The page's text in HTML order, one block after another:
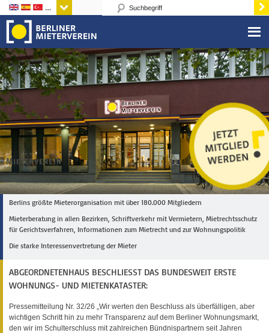
Sprachen
Berlins größte Mieterorganisation mit über 180.000 Mitgliedern
Mieterberatung in allen Bezirken, Schriftverkehr mit Vermietern, Mietrechtsschutz
für Gerichtsverfahren, Informationen zum Mietrecht und zur Wohnungspolitik
Die starke Interessenvertretung der Mieter
ABGEORDNETENHAUS BESCHLIESST DAS BUNDESWEIT ERSTE W
OHNUNGS- UND MIETENKATASTER:
Pressemitteilung Nr. 32/26 „Wir werten den Beschluss als überfälligen, aber
wichtigen Schritt hin zu mehr Transparenz auf dem Berliner Wohnungsmarkt,
den wir im Schulterschluss mit zahlreichen Bündnispartnern seit Jahren